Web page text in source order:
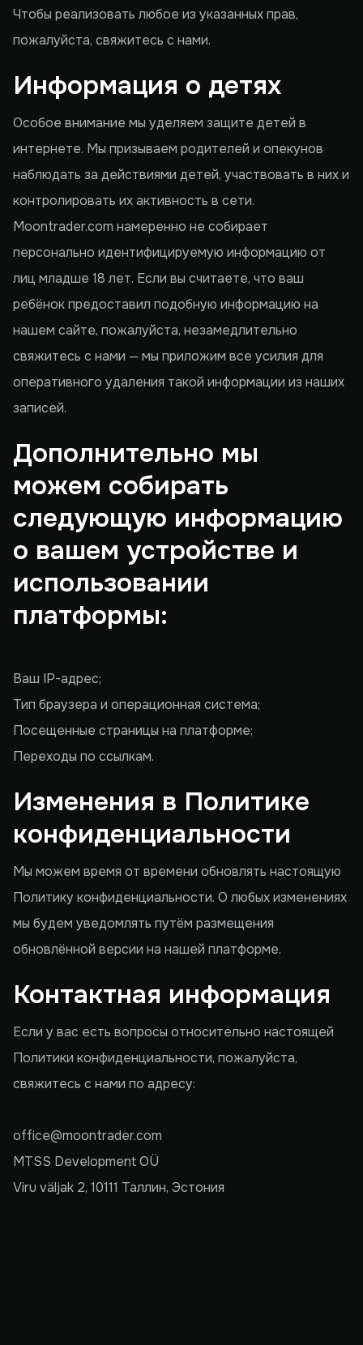
Чтобы реализовать любое из указанных прав,
пожалуйста, свяжитесь с нами.
Информация о детях
Особое внимание мы уделяем защите детей в
интернете. Мы призываем родителей и опекунов
наблюдать за действиями детей, участвовать в них и
контролировать их активность в сети.
Moontrader.com намеренно не собирает
персонально идентифицируемую информацию от
лиц младше 18 лет. Если вы считаете, что ваш
ребёнок предоставил подобную информацию на
нашем сайте, пожалуйста, незамедлительно
свяжитесь с нами — мы приложим все усилия для
оперативного удаления такой информации из наших
записей.
Дополнительно мы
можем собирать
следующую информацию
о вашем устройстве и
использовании
платформы:
Ваш IP-адрес;
Тип браузера и операционная система;
Посещенные страницы на платформе;
Переходы по ссылкам.
Изменения в Политике
конфиденциальности
Мы можем время от времени обновлять настоящую
Политику конфиденциальности. О любых изменениях
мы будем уведомлять путём размещения
обновлённой версии на нашей платформе.
Контактная информация
Если у вас есть вопросы относительно настоящей
Политики конфиденциальности, пожалуйста,
свяжитесь с нами по адресу:
office@moontrader.com
MTSS Development OÜ
Viru väljak 2, 10111 Таллин, Эстония